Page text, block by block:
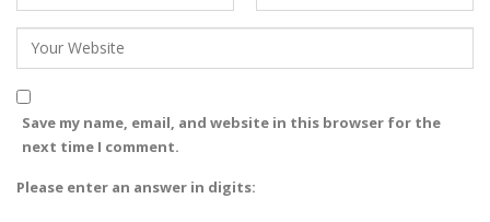
Save my name, email, and website in this browser for the
next time I comment.
Please enter an answer in digits: